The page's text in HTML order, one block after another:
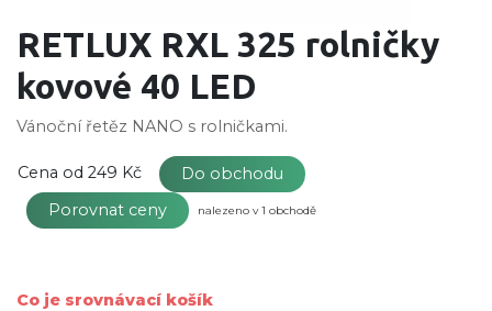
RETLUX RXL 325 rolničky
kovové 40 LED
Vánoční řetěz NANO s rolničkami.
Cena od 249 Kč
Do obchodu
Porovnat ceny
nalezeno v 1 obchodě
Co je srovnávací košík